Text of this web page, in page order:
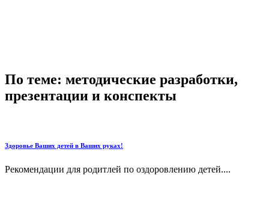
По теме: методические разработки,
презентации и конспекты
Здоровье Ваших детей в Ваших руках!
Рекомендации для родитлей по оздоровлению детей....